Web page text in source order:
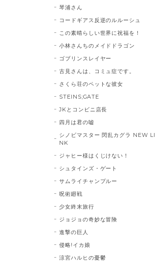
琴浦さん
コードギアス反逆のルルーシュ
この素晴らしい世界に祝福を！
小林さんちのメイドドラゴン
ゴブリンスレイヤー
古見さんは、コミュ症です。
さくら荘のペットな彼女
STEINS;GATE
JKとコンビニ店長
四月は君の嘘
シノビマスター 閃乱カグラ NEW LI
NK
ジャヒー様はくじけない！
シュタインズ・ゲート
サムライチャンプルー
呪術廻戦
少女終末旅行
ジョジョの奇妙な冒険
進撃の巨人
侵略!イカ娘
涼宮ハルヒの憂鬱